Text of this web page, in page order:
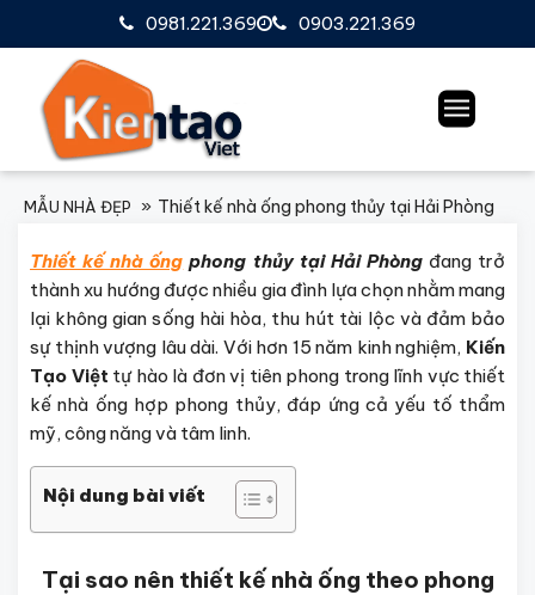
0903.221.369
0981.221.369
MẪU NHÀ ĐẸP Thiết kế nhà ống phong thủy tại Hải Phòng
Thiết kế nhà ống phong thủy tại Hải Phòngđang trở
thành xu hướng được nhiều gia đình lựa chọn nhằm mang
lại không gian sống hài hòa, thu hút tài lộc và đảm bảo
sự thịnh vượng lâu dài. Với hơn 15 năm kinh nghiệm, Kiến
Tạo Việt tự hào là đơn vị tiên phong trong lĩnh vực thiết
kế nhà ống hợp phong thủy, đáp ứng cả yếu tố thẩm
mỹ, công năng và tâm linh.
Nội dung bài viết
Tại sao nên thiết kế nhà ống theo phong